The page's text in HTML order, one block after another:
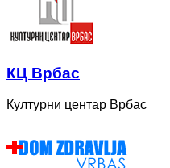
КЦ Врбас
Културни центар Врбас